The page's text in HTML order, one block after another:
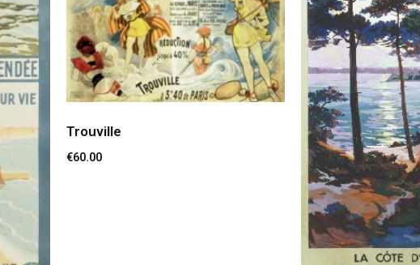
Trouville
€60.00